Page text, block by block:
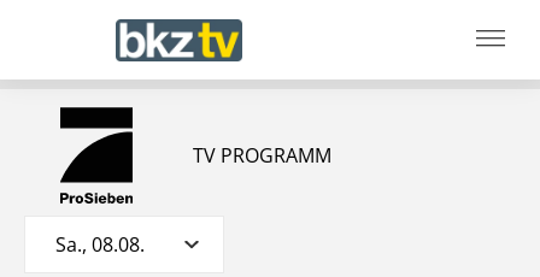
TV PROGRAMM
Sa., 08.08.